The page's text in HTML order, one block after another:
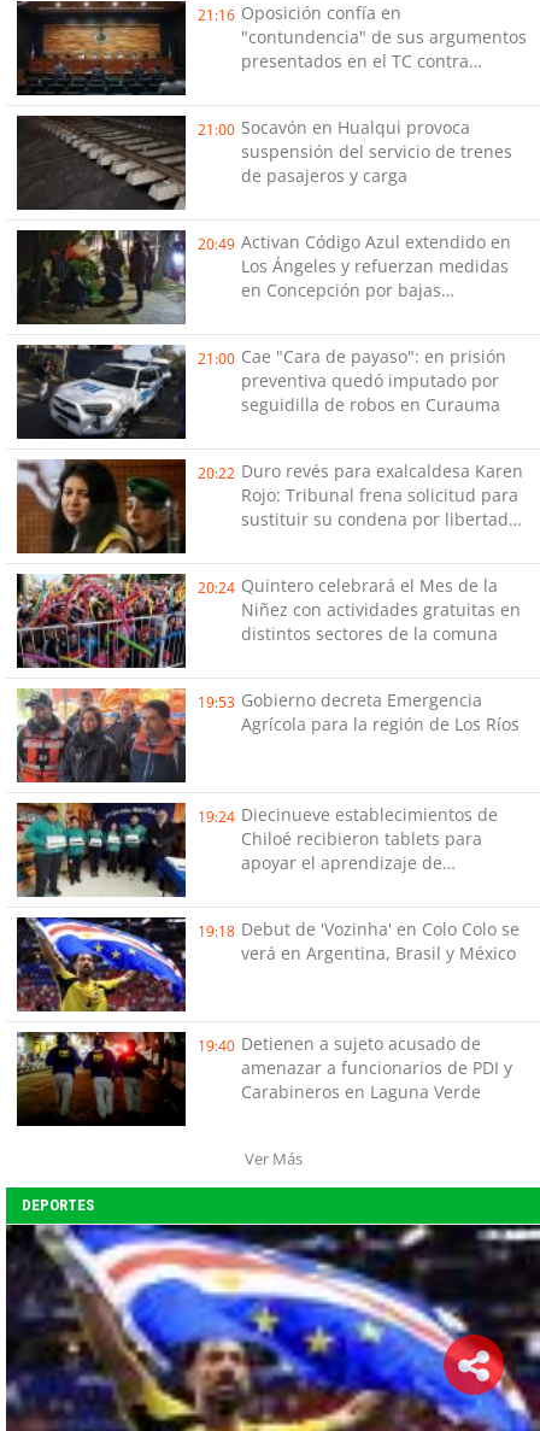
21:16 Oposición confía en
"contundencia" de sus argumentos
presentados en el TC contra
21:00 Socavón en Hualqui provoca
suspensión del servicio de trenes
de pasajeros y carga
20:49 Activan Código Azul extendido en
Los Ángeles y refuerzan medidas
en Concepción por bajas
semana
21:00 Cae "Cara de payaso": en prisión
preventiva quedó imputado por
seguidilla de robos en Curauma
20:22 Duro revés para exalcaldesa Karen
Rojo: Tribunal frena solicitud para
sustituir su condena por libertad
20:24 Quintero celebrará el Mes de la
Niñez con actividades gratuitas en
distintos sectores de la comuna
19:53 Gobierno decreta Emergencia
Agrícola para la región de Los Ríos
19:24 Diecinueve establecimientos de
Chiloé recibieron tablets para
apoyar el aprendizaje de
19:18 Debut de 'Vozinha' en Colo Colo se
verá en Argentina, Brasil y México
19:40 Detienen a sujeto acusado de
amenazar a funcionarios de PDI y
Carabineros en Laguna Verde
Ver Más
DEPORTES